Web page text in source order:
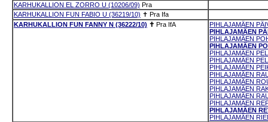
KARHUKALLION EL ZORRO U (10206/09) Pra
KARHUKALLION FUN FABIO U (36219/10) ✝ Pra Ifa
KARHUKALLION FUN FANNY N (36222/10) ✝ Pra IfA
PIHLAJAMÄEN
PIHLAJAMÄEN
PIHLAJAMÄEN
PIHLAJAMÄEN
PIHLAJAMÄEN
PIHLAJAMÄEN
PIHLAJAMÄEN
PIHLAJAMÄEN
PIHLAJAMÄEN
PIHLAJAMÄEN
PIHLAJAMÄEN
PIHLAJAMÄEN
PIHLAJAMÄEN
PIHLAJAMÄEN